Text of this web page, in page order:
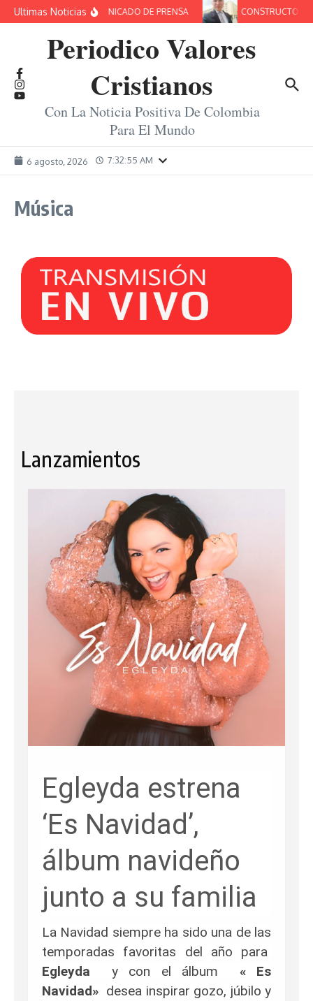
Saltar al contenido
Ultimas NoticiasCOMUNICADO DE PRENSA
Periodico Valores
Cristianos
Con La Noticia Positiva De Colombia
Para El Mundo
6 agosto, 2026 7:32:56 AM
Música
Lanzamientos
Egleyda estrena
‘Es Navidad’,
álbum navideño
junto a su familia
La Navidad siempre ha sido una de las
temporadas favoritas del año para
Egleyda
y con el álbum « Es
Navidad» desea inspirar gozo, júbilo y